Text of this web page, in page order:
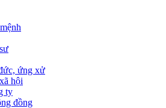
ứng xử
hội
ty
đồng